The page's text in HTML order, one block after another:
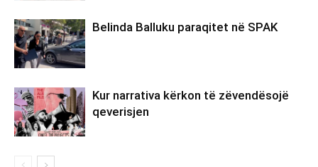
Belinda Balluku paraqitet në SPAK
Kur narrativa kërkon të zëvendësojë
qeverisjen